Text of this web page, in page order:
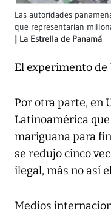
Las autoridades
que representarían
| La Estrella de Panamá
El experimento de
Por otra parte, en
Latinoamérica
mariguana para
se redujo cinco
ilegal, más no así
Medios